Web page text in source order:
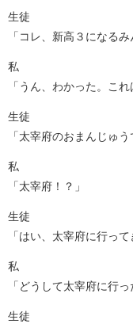
生徒
「コレ、新高３になる
私
「うん、わかった。これ
生徒
「太宰府のおまんじゅう
私
「太宰府！？」
生徒
「はい、太宰府に行って
私
「どうして太宰府に行っ
生徒